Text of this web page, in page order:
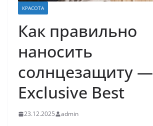
КРАСОТА
Как правильно
наносить
солнцезащиту —
Exclusive Best
23.12.2025 admin